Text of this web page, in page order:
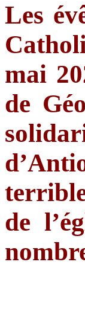
Les
mai
de
de